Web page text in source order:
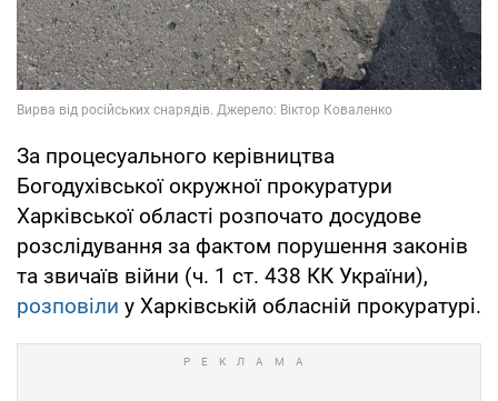
За процесуального керівництва
Богодухівської окружної прокуратури
Харківської області розпочато досудове
розслідування за фактом порушення законів
та звичаїв війни (ч. 1 ст. 438 КК України),
розповіли у Харківській обласній прокуратурі.